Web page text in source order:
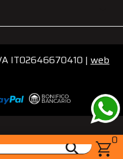
search shopping_cart0
IT02646670410 | web